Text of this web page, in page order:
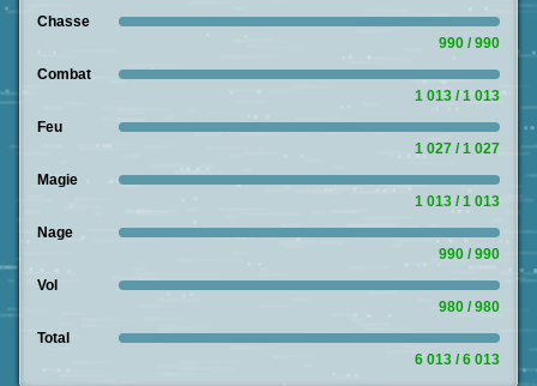
Chasse
990 / 990
Combat
1 013 / 1 013
Feu
1 027 / 1 027
Magie
1 013 / 1 013
Nage
990 / 990
Vol
980 / 980
Total
6 013 / 6 013